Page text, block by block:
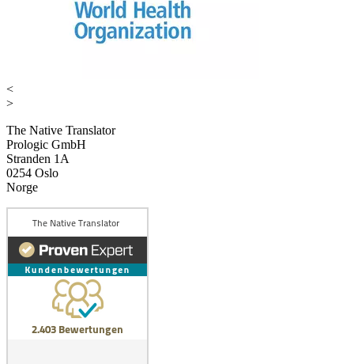
<
>
The Native Translator
Prologic GmbH
Stranden 1A
0254 Oslo
Norge